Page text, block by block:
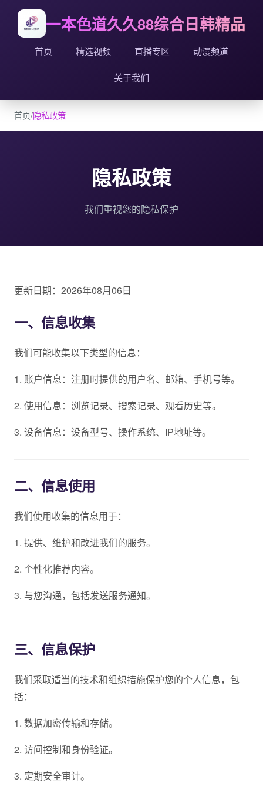
一本色道久久88综合日韩精品
首页 精选视频 直播专区 动漫频道
关于我们
首页/隐私政策
隐私政策
我们重视您的隐私保护
更新日期：2026年08月06日
一、信息收集
我们可能收集以下类型的信息：
1. 账户信息：注册时提供的用户名、邮箱、手机号等。
2. 使用信息：浏览记录、搜索记录、观看历史等。
3. 设备信息：设备型号、操作系统、IP地址等。
二、信息使用
我们使用收集的信息用于：
1. 提供、维护和改进我们的服务。
2. 个性化推荐内容。
3. 与您沟通，包括发送服务通知。
三、信息保护
我们采取适当的技术和组织措施保护您的个人信息，包
括：
1. 数据加密传输和存储。
2. 访问控制和身份验证。
3. 定期安全审计。